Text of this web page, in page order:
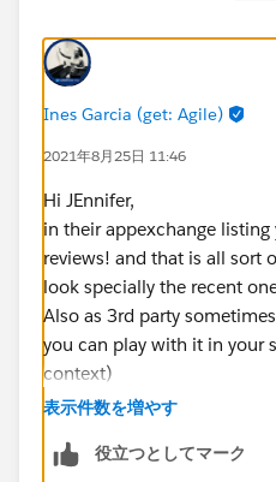
Ines Garcia (get: Agile)
2021年8月25日 11:46
Hi JEnnifer,
in their appexchange
reviews! and that is all sort
look specially the recent
Also as 3rd party
you can play with it in your
context)
表示件数を増やす
役立つとしてマーク